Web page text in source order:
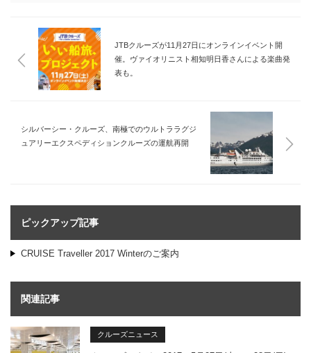
JTBクルーズが11月27日にオンラインイベント開
催。ヴァイオリニスト相知明日香さんによる楽曲発
表も。
シルバーシー・クルーズ、南極でのウルトララグジ
ュアリーエクスペディションクルーズの運航再開
ピックアップ記事
CRUISE Traveller 2017 Winterのご案内
関連記事
クルーズニュース